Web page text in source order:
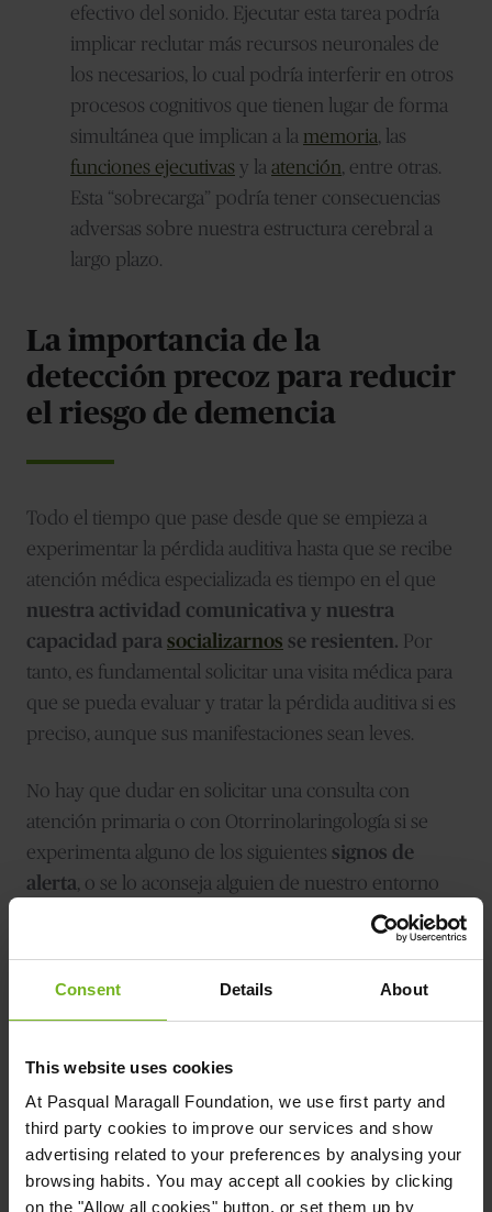
Consent Details About
This website uses cookies
At Pasqual Maragall Foundation, we use first party and
third party cookies to improve our services and show
advertising related to your preferences by analysing your
browsing habits. You may accept all cookies by clicking
on the "Allow all cookies" button, or set them up by
efectivo del sonido. Ejecutar esta tarea podría
implicar reclutar más recursos neuronales de
los necesarios, lo cual podría interferir en otros
procesos cognitivos que tienen lugar de forma
simultánea que implican a la memoria, las
funciones ejecutivas y la atención, entre otras.
Esta “sobrecarga” podría tener consecuencias
adversas sobre nuestra estructura cerebral a
largo plazo.
La importancia de la
detección precoz para reducir
el riesgo de demencia
Todo el tiempo que pase desde que se empieza a
experimentar la pérdida auditiva hasta que se recibe
atención médica especializada es tiempo en el que
nuestra actividad comunicativa y nuestra
capacidad para socializarnos se resienten. Por
tanto, es fundamental solicitar una visita médica para
que se pueda evaluar y tratar la pérdida auditiva si es
preciso, aunque sus manifestaciones sean leves.
No hay que dudar en solicitar una consulta con
atención primaria o con Otorrinolaringología si se
experimenta alguno de los siguientes signos de
alerta, o se lo aconseja alguien de nuestro entorno
A menudo, se tiene la sensación de que las
personas no vocalizanlo suficiente cuando
hablan.
Frecuentemente solicitamos que nosrepitan
palabraso temas durante una conversación.